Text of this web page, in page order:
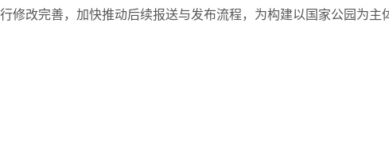
修改完善，加快推动后续报送与发布流程，为构建以国家公园为主